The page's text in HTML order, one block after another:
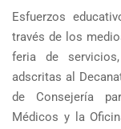
Esfuerzos
través de los
feria de
adscritas al
de Consejería
Médicos y la